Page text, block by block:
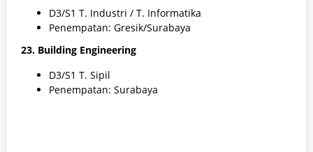
D3/S1 T. Industri / T. Informatika
Penempatan: Gresik/Surabaya
23. Building Engineering
D3/S1 T. Sipil
Penempatan: Surabaya